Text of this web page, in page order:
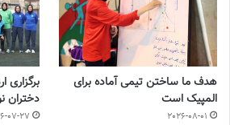
هدف ما ساختن تیمی آماده برای
المپیک است
2026-08-01
برگزاری
دختران
07-27